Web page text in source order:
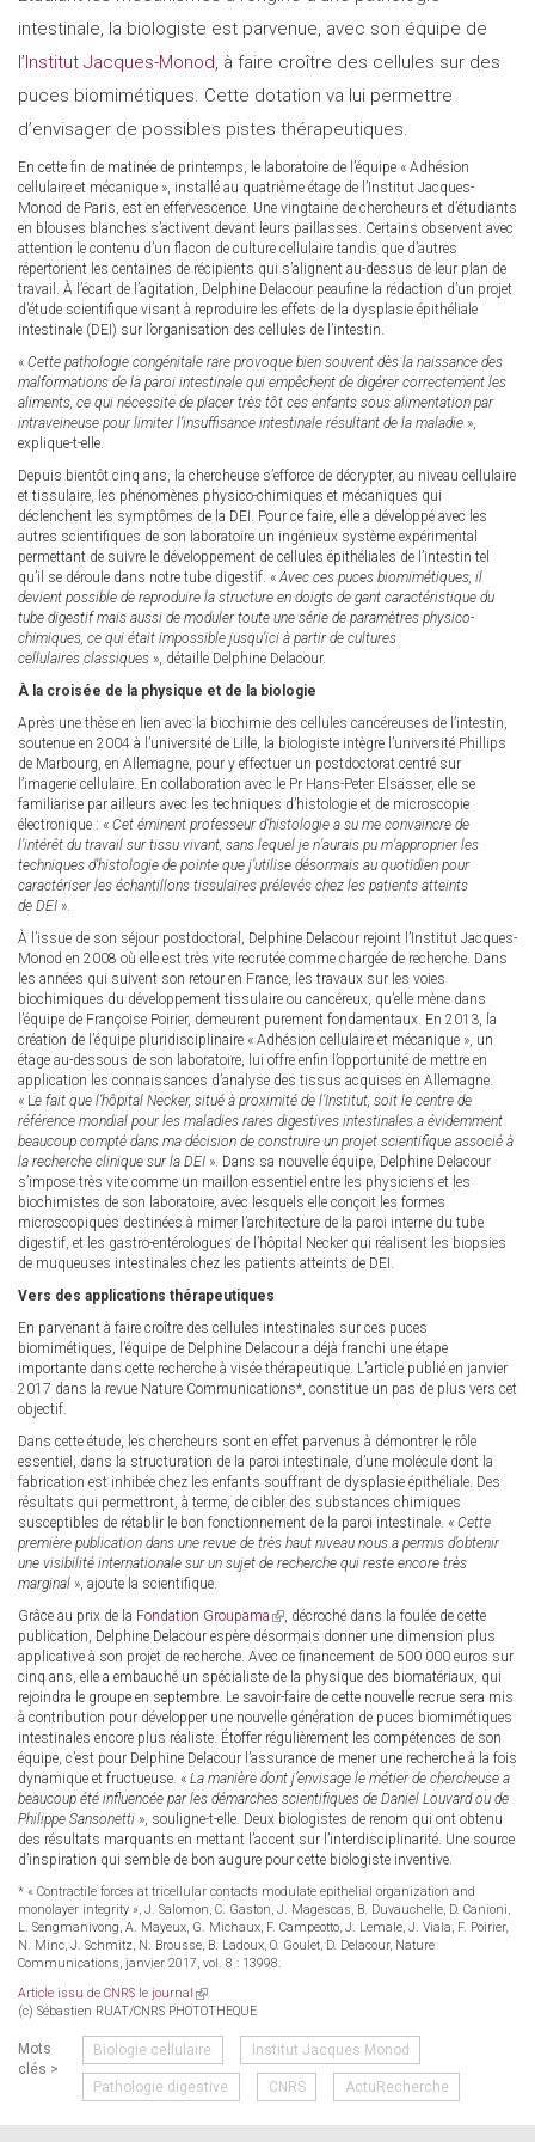
intestinale, la biologiste est parvenue, avec son équipe de
l’Institut Jacques-Monod, à faire croître des cellules sur des
puces biomimétiques. Cette dotation va lui permettre
d’envisager de possibles pistes thérapeutiques.
En cette fin de matinée de printemps, le laboratoire de l’équipe « Adhésion
cellulaire et mécanique », installé au quatrième étage de l’Institut Jacques-
Monod de Paris, est en effervescence. Une vingtaine de chercheurs et d’étudiants
en blouses blanches s’activent devant leurs paillasses. Certains observent avec
attention le contenu d’un flacon de culture cellulaire tandis que d’autres
répertorient les centaines de récipients qui s’alignent au-dessus de leur plan de
travail. À l’écart de l’agitation, Delphine Delacour peaufine la rédaction d’un projet
d’étude scientifique visant à reproduire les effets de la dysplasie épithéliale
intestinale (DEI) sur l’organisation des cellules de l’intestin.
« Cette pathologie congénitale rare provoque bien souvent dès la naissance des
malformations de la paroi intestinale qui empêchent de digérer correctement les
aliments, ce qui nécessite de placer très tôt ces enfants sous alimentation par
intraveineuse pour limiter l’insuffisance intestinale résultant de la maladie »,
explique-t-elle.
Depuis bientôt cinq ans, la chercheuse s’efforce de décrypter, au niveau cellulaire
et tissulaire, les phénomènes physico-chimiques et mécaniques qui
déclenchent les symptômes de la DEI. Pour ce faire, elle a développé avec les
autres scientifiques de son laboratoire un ingénieux système expérimental
permettant de suivre le développement de cellules épithéliales de l’intestin tel
qu’il se déroule dans notre tube digestif. «Avec ces puces biomimétiques, il
devient possible de reproduire la structure en doigts de gant caractéristique du
tube digestif mais aussi de moduler toute une série de paramètres physico-
chimiques, ce qui était impossible jusqu’ici à partir de cultures
cellulaires classiques », détaille Delphine Delacour.
À la croisée de la physique et de la biologie
Après une thèse en lien avec la biochimie des cellules cancéreuses de l’intestin,
soutenue en 2004 à l’université de Lille, la biologiste intègre l’université Phillips
de Marbourg, en Allemagne, pour y effectuer un postdoctorat centré sur
l’imagerie cellulaire. En collaboration avec le Pr Hans-Peter Elsässer, elle se
familiarise par ailleurs avec les techniques d’histologie et de microscopie
électronique : « Cet éminent professeur d’histologie a su me convaincre de
l’intérêt du travail sur tissu vivant, sans lequel je n’aurais pu m’approprier les
techniques d’histologie de pointe que j’utilise désormais au quotidien pour
caractériser les échantillons tissulaires prélevés chez les patients atteints
de DEI ».
À l’issue de son séjour postdoctoral, Delphine Delacour rejoint l’Institut Jacques-
Monod en 2008 où elle est très vite recrutée comme chargée de recherche. Dans
les années qui suivent son retour en France, les travaux sur les voies
biochimiques du développement tissulaire ou cancéreux, qu’elle mène dans
l’équipe de Françoise Poirier, demeurent purement fondamentaux. En 2013, la
création de l’équipe pluridisciplinaire « Adhésion cellulaire et mécanique », un
étage au-dessous de son laboratoire, lui offre enfin l’opportunité de mettre en
application les connaissances d’analyse des tissus acquises en Allemagne.
« Le fait que l’hôpital Necker, situé à proximité de l’Institut, soit le centre de
référence mondial pour les maladies rares digestives intestinales a évidemment
beaucoup compté dans ma décision de construire un projet scientifique associé à
la recherche clinique sur la DEI ». Dans sa nouvelle équipe, Delphine Delacour
s’impose très vite comme un maillon essentiel entre les physiciens et les
biochimistes de son laboratoire, avec lesquels elle conçoit les formes
microscopiques destinées à mimer l’architecture de la paroi interne du tube
digestif, et les gastro-entérologues de l’hôpital Necker qui réalisent les biopsies
de muqueuses intestinales chez les patients atteints de DEI.
Vers des applications thérapeutiques
En parvenant à faire croître des cellules intestinales sur ces puces
biomimétiques, l’équipe de Delphine Delacour a déjà franchi une étape
importante dans cette recherche à visée thérapeutique. L’article publié en janvier
2017 dans la revue Nature Communications*, constitue un pas de plus vers cet
objectif.
Dans cette étude, les chercheurs sont en effet parvenus à démontrer le rôle
essentiel, dans la structuration de la paroi intestinale, d’une molécule dont la
fabrication est inhibée chez les enfants souffrant de dysplasie épithéliale. Des
résultats qui permettront, à terme, de cibler des substances chimiques
susceptibles de rétablir le bon fonctionnement de la paroi intestinale. « Cette
première publication dans une revue de très haut niveau nous a permis d’obtenir
une visibilité internationale sur un sujet de recherche qui reste encore très
marginal », ajoute la scientifique.
Grâce au prix de la Fondation Groupama (link
is
external)
, décroché dans la foulée de cette
publication, Delphine Delacour espère désormais donner une dimension plus
applicative à son projet de recherche. Avec ce financement de 500 000 euros sur
cinq ans, elle a embauché un spécialiste de la physique des biomatériaux, qui
rejoindra le groupe en septembre. Le savoir-faire de cette nouvelle recrue sera mis
à contribution pour développer une nouvelle génération de puces biomimétiques
intestinales encore plus réaliste. Étoffer régulièrement les compétences de son
équipe, c’est pour Delphine Delacour l’assurance de mener une recherche à la fois
dynamique et fructueuse. « La manière dont j’envisage le métier de chercheuse a
beaucoup été influencée par les démarches scientifiques de Daniel Louvard ou de
Philippe Sansonetti », souligne-t-elle. Deux biologistes de renom qui ont obtenu
des résultats marquants en mettant l’accent sur l’interdisciplinarité. Une source
d’inspiration qui semble de bon augure pour cette biologiste inventive.
* « Contractile forces at tricellular contacts modulate epithelial organization and
monolayer integrity », J. Salomon, C. Gaston, J. Magescas, B. Duvauchelle, D. Canioni,
L. Sengmanivong, A. Mayeux, G. Michaux, F. Campeotto, J. Lemale, J. Viala, F. Poirier,
N. Minc, J. Schmitz, N. Brousse, B. Ladoux, O. Goulet, D. Delacour, Nature
Communications, janvier 2017, vol. 8 : 13998.
Article issu de CNRS le journal (link
is
(c) Sébastien RUAT/CNRS PHOTOTHEQUE
Mots
clés >
Biologie cellulaire Institut Jacques Monod
Pathologie digestive CNRS ActuRecherche